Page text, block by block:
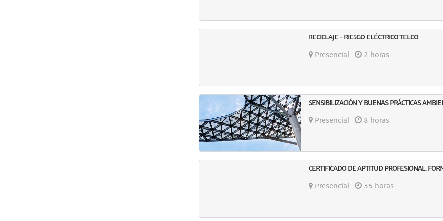
RECICLAJE - RIESGO ELÉCTRICO TELCO
Presencial 2 horas
SENSIBILIZACIÓN Y BUENAS PRÁCTICAS
Presencial 8 horas
CERTIFICADO DE APTITUD PROFESIONAL.
Presencial 35 horas